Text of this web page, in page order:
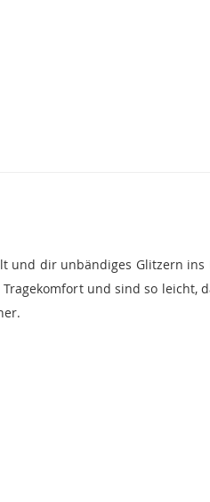
und dir unbändiges Glitzern ins
und sind so leicht,